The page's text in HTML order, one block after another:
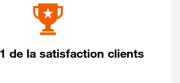
de la satisfaction clients